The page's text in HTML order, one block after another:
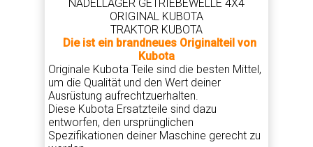
NADELLAGER GETRIEBEWELLE 4X4
ORIGINAL KUBOTA
TRAKTOR KUBOTA
Die ist ein brandneues Originalteil von
Kubota
Originale Kubota Teile sind die besten Mittel,
um die Qualität und den Wert deiner
Ausrüstung aufrechtzuerhalten.
Diese Kubota Ersatzteile sind dazu
entworfen, den ursprünglichen
Spezifikationen deiner Maschine gerecht zu